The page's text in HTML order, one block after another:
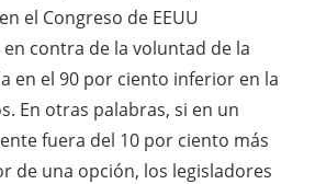
el Congreso de EEUU
contra de la voluntad de la
en el 90 por ciento inferior en la
En otras palabras, si en un
fuera del 10 por ciento más
de una opción, los legisladores